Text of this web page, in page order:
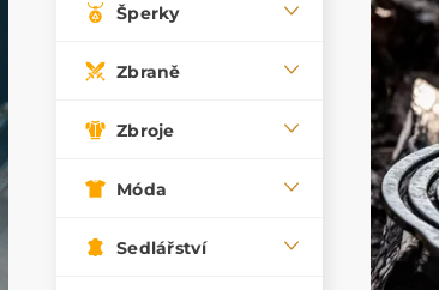
Šperky
Zbraně
Zbroje
Móda
Sedlářství